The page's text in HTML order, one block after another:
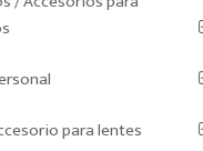
para lentes